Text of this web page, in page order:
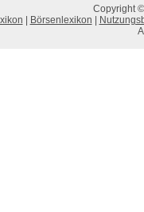
Copyright
Börsenlexikon